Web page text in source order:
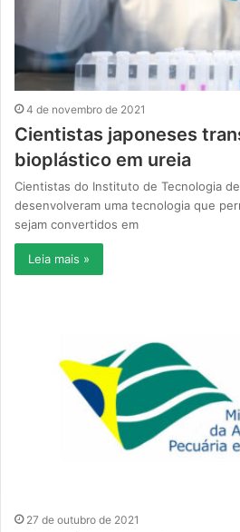
4 de novembro de 2021
Cientistas japoneses
bioplástico em ureia
Cientistas do Instituto de Tecnologia
desenvolveram uma tecnologia que
sejam convertidos em
Leia mais »
27 de outubro de 2021